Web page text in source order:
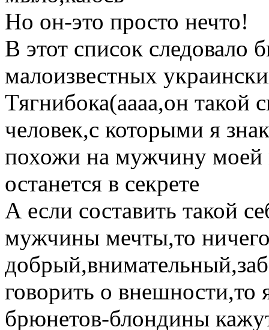
Но он-это просто нечто!
В этот список следовало
малоизвестных
Тягнибока(аааа,он
человек,с которыми я
похожи на мужчину моей
останется в секрете
А если составить такой
мужчины мечты,то
говорить о
брюнетов-блондины